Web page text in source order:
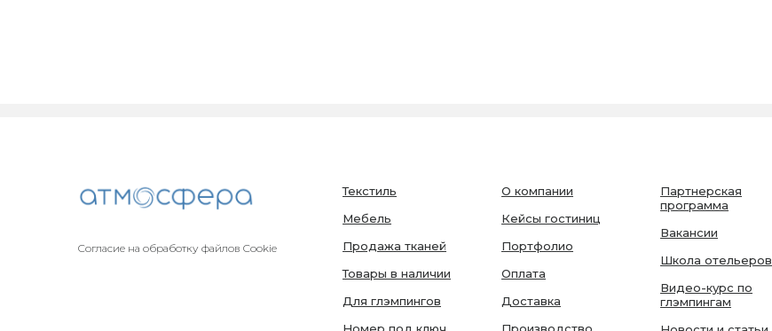
Согласие на обработку файлов Cookie
Текстиль
Мебель
Продажа тканей
Товары в наличии
Для глэмпингов
Номер под ключ
О компании
Кейсы гостиниц
Портфолио
Оплата
Доставка
Производство
Партнерская
программа
Вакансии
Школа отельеров
Видео-курс по
глэмпингам